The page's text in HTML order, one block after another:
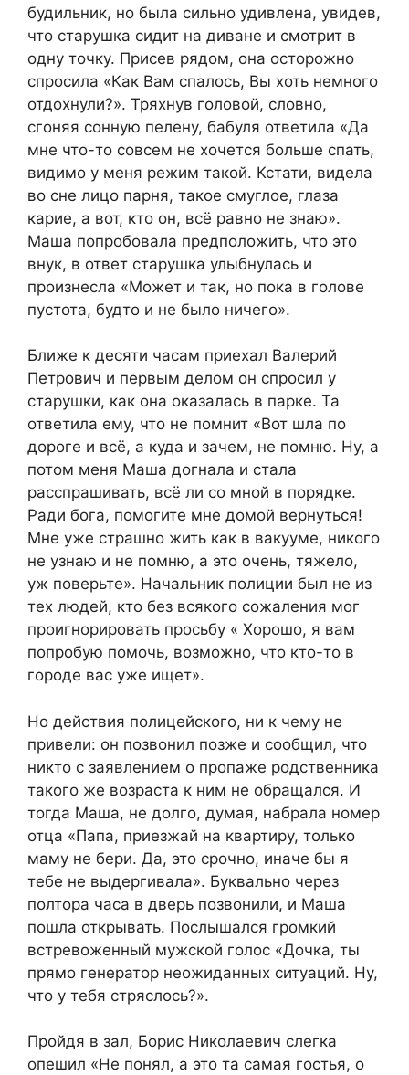
будильник, но была сильно удивлена, увидев,
что старушка сидит на диване и смотрит в
одну точку. Присев рядом, она осторожно
спросила «Как Вам спалось, Вы хоть немного
отдохнули?». Тряхнув головой, словно,
сгоняя сонную пелену, бабуля ответила «Да
мне что-то совсем не хочется больше спать,
видимо у меня режим такой. Кстати, видела
во сне лицо парня, такое смуглое, глаза
карие, а вот, кто он, всё равно не знаю».
Маша попробовала предположить, что это
внук, в ответ старушка улыбнулась и
произнесла «Может и так, но пока в голове
пустота, будто и не было ничего».
Ближе к десяти часам приехал Валерий
Петрович и первым делом он спросил у
старушки, как она оказалась в парке. Та
ответила ему, что не помнит «Вот шла по
дороге и всё, а куда и зачем, не помню. Ну, а
потом меня Маша догнала и стала
расспрашивать, всё ли со мной в порядке.
Ради бога, помогите мне домой вернуться!
Мне уже страшно жить как в вакууме, никого
не узнаю и не помню, а это очень, тяжело,
уж поверьте». Начальник полиции был не из
тех людей, кто без всякого сожаления мог
проигнорировать просьбу « Хорошо, я вам
попробую помочь, возможно, что кто-то в
городе вас уже ищет».
Но действия полицейского, ни к чему не
привели: он позвонил позже и сообщил, что
никто с заявлением о пропаже родственника
такого же возраста к ним не обращался. И
тогда Маша, не долго, думая, набрала номер
отца «Папа, приезжай на квартиру, только
маму не бери. Да, это срочно, иначе бы я
тебе не выдергивала». Буквально через
полтора часа в дверь позвонили, и Маша
пошла открывать. Послышался громкий
встревоженный мужской голос «Дочка, ты
прямо генератор неожиданных ситуаций. Ну,
что у тебя стряслось?».
Пройдя в зал, Борис Николаевич слегка
опешил «Не понял, а это та самая гостья, о